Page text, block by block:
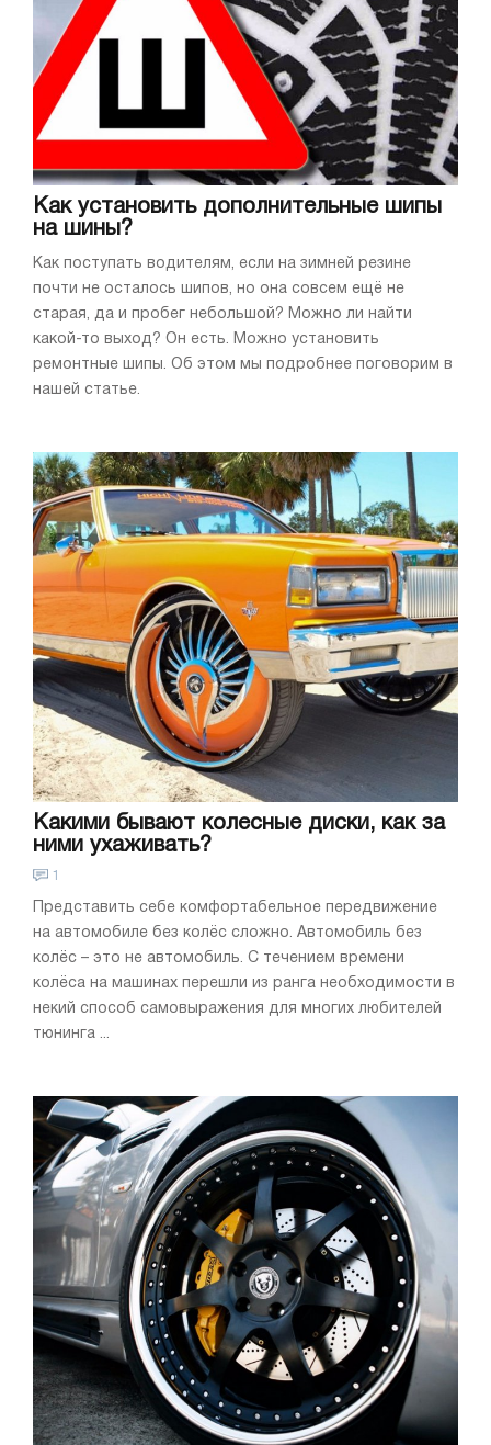
Как установить дополнительные шипы
на шины?
Как поступать водителям, если на зимней резине
почти не осталось шипов, но она совсем ещё не
старая, да и пробег небольшой? Можно ли найти
какой-то выход? Он есть. Можно установить
ремонтные шипы. Об этом мы подробнее поговорим в
нашей статье.
Какими бывают колесные диски, как за
ними ухаживать?
1
Представить себе комфортабельное передвижение
на автомобиле без колёс сложно. Автомобиль без
колёс – это не автомобиль. С течением времени
колёса на машинах перешли из ранга необходимости в
некий способ самовыражения для многих любителей
тюнинга ...